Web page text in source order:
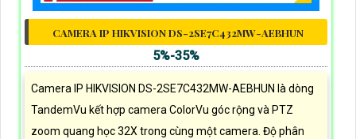
CAMERA IP HIKVISION DS-2SE7C432MW-AEBHUN
5%-35%
Camera IP HIKVISION DS-2SE7C432MW-AEBHUN là dòng
TandemVu kết hợp camera ColorVu góc rộng và PTZ
zoom quang học 32X trong cùng một camera. Độ phân